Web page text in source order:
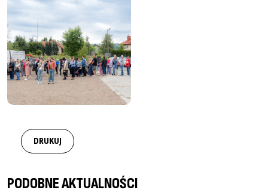
DRUKUJ
PODOBNE AKTUALNOŚCI